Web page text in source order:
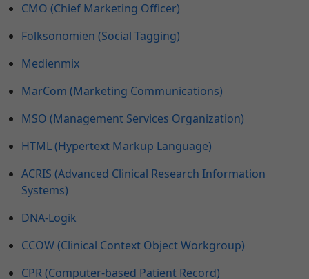
CMO (Chief Marketing Officer)
Folksonomien (Social Tagging)
Medienmix
MarCom (Marketing Communications)
MSO (Management Services Organization)
HTML (Hypertext Markup Language)
ACRIS (Advanced Clinical Research Information
Systems)
DNA-Logik
CCOW (Clinical Context Object Workgroup)
CPR (Computer-based Patient Record)